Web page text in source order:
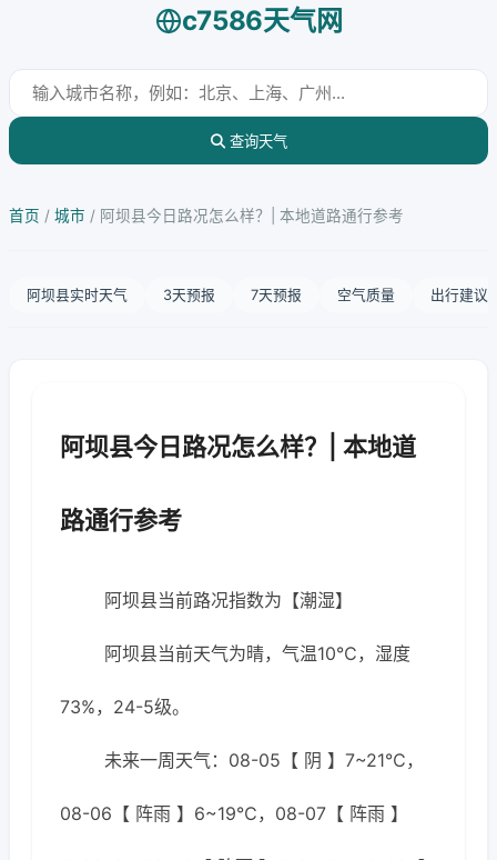
c7586天气网
查询天气
首页 / 城市 / 阿坝县今日路况怎么样？| 本地道路通行参考
阿坝县实时天气 3天预报 7天预报 空气质量 出行建议
阿坝县今日路况怎么样？| 本地道
路通行参考
阿坝县当前路况指数为【潮湿】
阿坝县当前天气为晴，气温10℃，湿度
73%，24-5级。
未来一周天气：08-05【 阴 】7~21℃，
08-06【 阵雨 】6~19℃，08-07【 阵雨 】